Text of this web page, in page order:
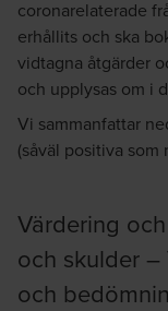
coronarelaterade
erhållits och ska
vidtagna åtgärder
och upplysas om i
Vi sammanfattar
(såväl positiva
Värdering
och skulder
och